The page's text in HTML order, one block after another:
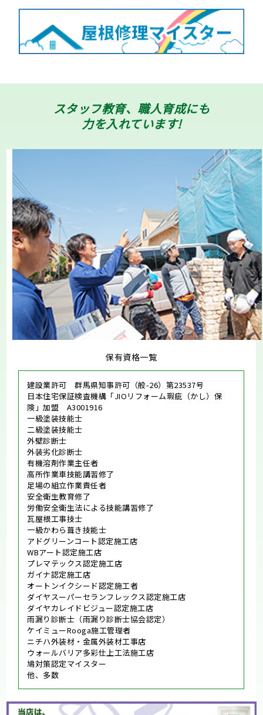
スタッフ教育、職人育成にも
力を入れています!
保有資格一覧
建設業許可 群馬県知事許可（般-26）第23537号
日本住宅保証検査機構「JIOリフォーム瑕疵（かし）保
険」加盟 A3001916
一級塗装技能士
二級塗装技能士
外壁診断士
外装劣化診断士
有機溶剤作業主任者
高所作業車技能講習修了
足場の組立作業責任者
安全衛生教育修了
労働安全衛生法による技能講習修了
瓦屋根工事技士
一級かわら葺き技能士
アドグリーンコート認定施工店
WBアート認定施工店
プレマテックス認定施工店
ガイナ認定施工店
オートンイクシード認定施工者
ダイヤスーパーセランフレックス認定施工店
ダイヤカレイドビジュー認定施工店
雨漏り診断士（雨漏り診断士協会認定）
ケイミューRooga施工管理者
ニチハ外装材・金属外装材工事店
ウォールバリア多彩仕上工法施工店
鳩対策認定マイスター
他、多数